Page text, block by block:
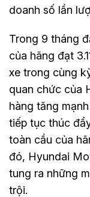
doanh số lần
Trong 9 tháng
của hãng đạt
xe trong cùng
quan chức của
hàng tăng
tiếp tục thúc
toàn cầu của
đó, Hyundai
tung ra những
trội.